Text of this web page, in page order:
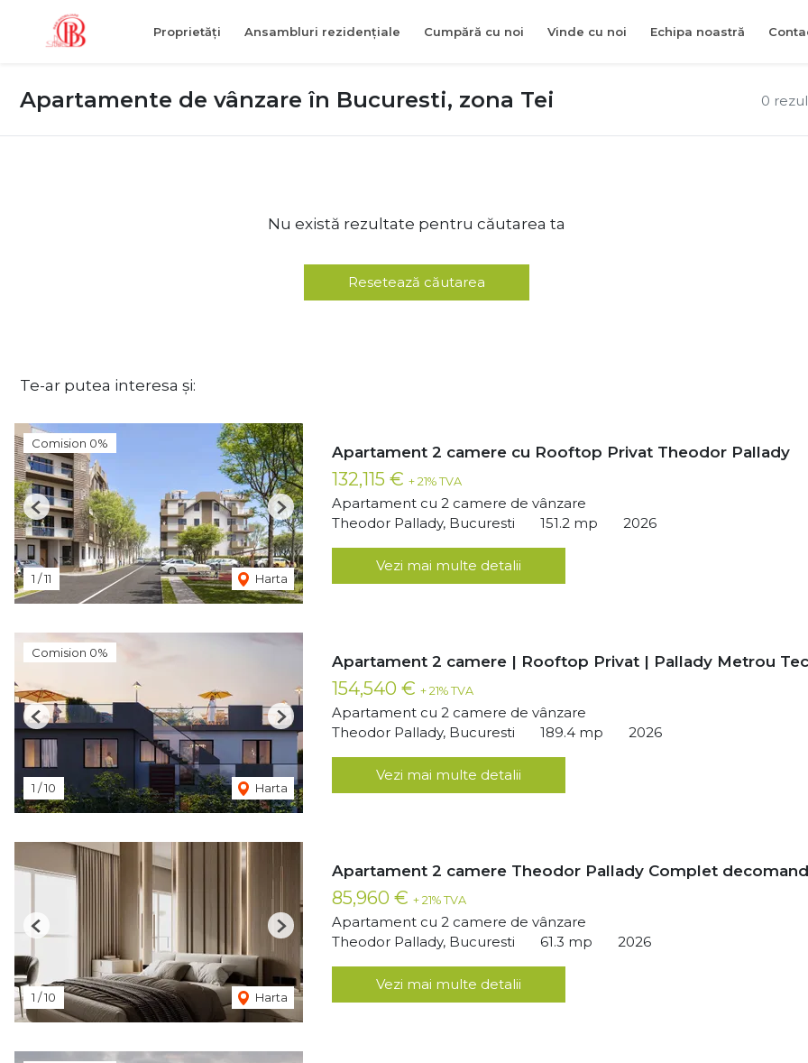
Proprietăți Ansambluri rezidențiale Cumpără cu noi Vinde cu noi Echipa noastră
0
Apartamente de vânzare în Bucuresti, zona Tei
Nu există rezultate pentru căutarea ta
Resetează căutarea
Te-ar putea interesa și:
Comision 0%
1 /11 Harta
Previous Next
Apartament 2 camere cu Rooftop Privat Theodor Pallady
132,115 € + 21% TVA
Apartament cu 2 camere de vânzare
Theodor Pallady, Bucuresti
151.2 mp 2026
Vezi mai multe detalii
Comision 0%
1 /10 Harta
Previous Next
Apartament 2 camere | Rooftop Privat | Pallady Metrou
154,540 € + 21% TVA
Apartament cu 2 camere de vânzare
Theodor Pallady, Bucuresti
189.4 mp 2026
Vezi mai multe detalii
1 /10 Harta
Previous Next
Apartament 2 camere Theodor Pallady Complet
85,960 € + 21% TVA
Apartament cu 2 camere de vânzare
Theodor Pallady, Bucuresti
61.3 mp 2026
Vezi mai multe detalii